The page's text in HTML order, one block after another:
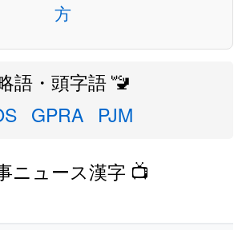
方
語・頭字語 🚾
GPRA PJM
ニュース漢字 📺